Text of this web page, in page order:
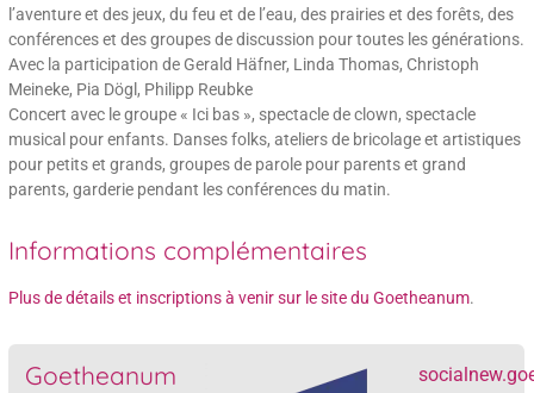
Goetheanum
l’aventure et des jeux, du feu et de l’eau, des prairies et des forêts, des
conférences et des groupes de discussion pour toutes les générations.
Avec la participation de Gerald Häfner, Linda Thomas, Christoph
Meineke, Pia Dögl, Philipp Reubke
Concert avec le groupe « Ici bas », spectacle de clown, spectacle
musical pour enfants. Danses folks, ateliers de bricolage et artistiques
pour petits et grands, groupes de parole pour parents et grand
parents, garderie pendant les conférences du matin.
Informations complémentaires
Plus de détails et inscriptions à venir sur le site du Goetheanum.